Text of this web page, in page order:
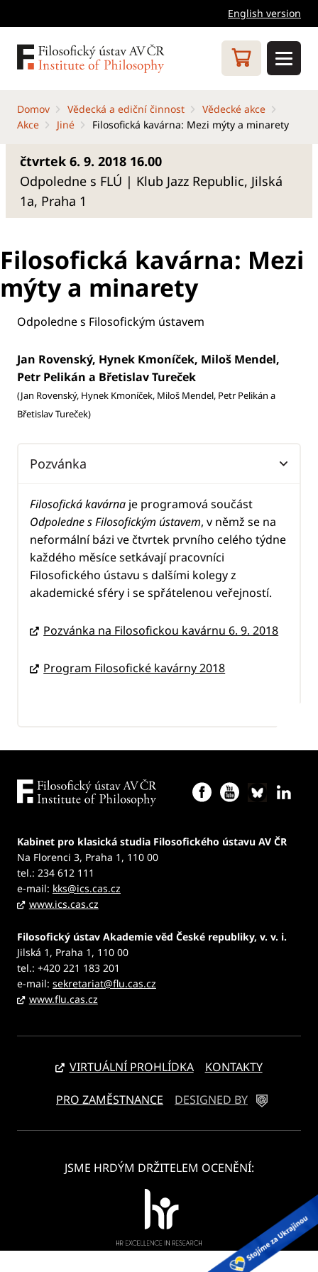
English version
Domov Vědecká a ediční činnost
Vědecké akce
Akce
Jiné Filosofická kavárna: Mezi mýty a minarety
čtvrtek 6. 9. 2018 16.00
Odpoledne s FLÚ | Klub Jazz Republic, Jilská
1a, Praha 1
Filosofická kavárna: Mezi
mýty a minarety
Odpoledne s Filosofickým ústavem
Jan Rovenský, Hynek Kmoníček, Miloš Mendel,
Petr Pelikán a Břetislav Tureček
(Jan Rovenský, Hynek Kmoníček, Miloš Mendel, Petr Pelikán a
Břetislav Tureček)
Pozvánka
Filosofická kavárna je programová součást
Odpoledne s Filosofickým ústavem, v němž se na
neformální bázi ve čtvrtek prvního celého týdne
každého měsíce setkávají pracovníci
Filosofického ústavu s dalšími kolegy z
akademické sféry i se spřátelenou veřejností.
Pozvánka na Filosofickou kavárnu 6. 9. 2018
Program Filosofické kavárny 2018
Kabinet pro klasická studia Filosofického ústavu AV ČR
Na Florenci 3, Praha 1, 110 00
tel.: 234 612 111
e-mail: kks@ics.cas.cz
www.ics.cas.cz
Filosofický ústav Akademie věd České republiky, v. v. i.
Jilská 1, Praha 1, 110 00
tel.: +420 221 183 201
e-mail: sekretariat@flu.cas.cz
www.flu.cas.cz
VIRTUÁLNÍ PROHLÍDKA KONTAKTY
PRO ZAMĚSTNANCE DESIGNED BY
JSME HRDÝM DRŽITELEM OCENĚNÍ: